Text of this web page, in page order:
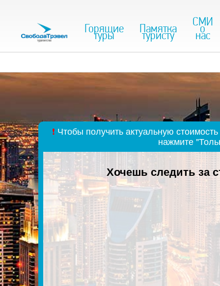
Горящие
туры Памятка
туристу
СМИ
о
нас
❗ Чтобы получить актуальную
нажмите
Хочешь следить за